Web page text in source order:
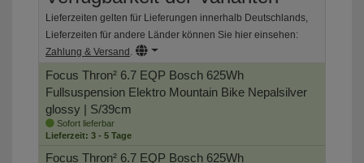
Lieferzeiten gelten für Lieferungen innerhalb Deutschlands,
Lieferzeiten für andere Länder können Sie hier einsehen:
Zahlung & Versand .
Focus Thron² 6.7 EQP Bosch 625Wh
Fullsuspension Elektro Mountain Bike Nepalsilver
glossy | S/39cm
Sofort lieferbar
Lieferzeit: 3 - 5 Tage
Focus Thron² 6.7 EQP Bosch 625Wh